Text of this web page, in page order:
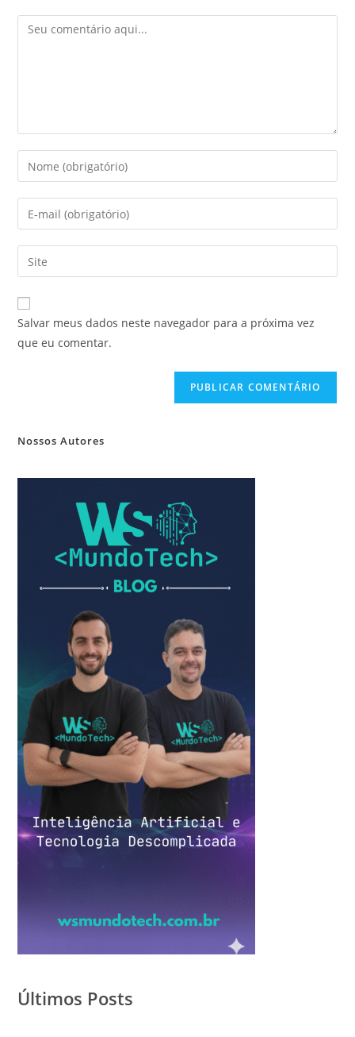
Salvar meus dados neste navegador para a próxima vez
que eu comentar.
Nossos Autores
Últimos Posts